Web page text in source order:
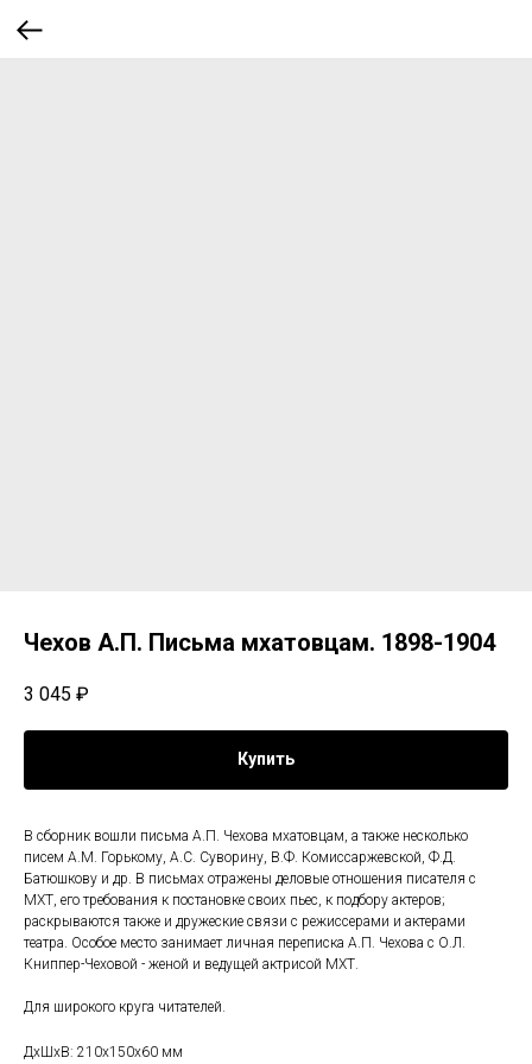
Чехов А.П. Письма мхатовцам. 1898-1904
3 045 ₽
Купить
В сборник вошли письма А.П. Чехова мхатовцам, а также несколько
писем А.М. Горькому, А.С. Суворину, В.Ф. Комиссаржевской, Ф.Д.
Батюшкову и др. В письмах отражены деловые отношения писателя с
МХТ, его требования к постановке своих пьес, к подбору актеров;
раскрываются также и дружеские связи с режиссерами и актерами
театра. Особое место занимает личная переписка А.П. Чехова с О.Л.
Книппер-Чеховой - женой и ведущей актрисой МХТ.
Для широкого круга читателей.
ДxШxВ: 210x150x60 мм